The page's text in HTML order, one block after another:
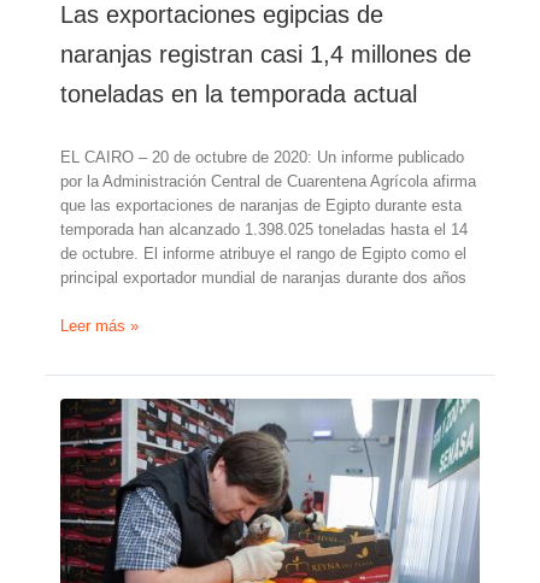
Las exportaciones egipcias de
naranjas registran casi 1,4 millones de
toneladas en la temporada actual
EL CAIRO – 20 de octubre de 2020: Un informe publicado
por la Administración Central de Cuarentena Agrícola afirma
que las exportaciones de naranjas de Egipto durante esta
temporada han alcanzado 1.398.025 toneladas hasta el 14
de octubre. El informe atribuye el rango de Egipto como el
principal exportador mundial de naranjas durante dos años
Las
egipcias
de
naranjas
registran
casi
1,4
millones
de
toneladas
Leer más »